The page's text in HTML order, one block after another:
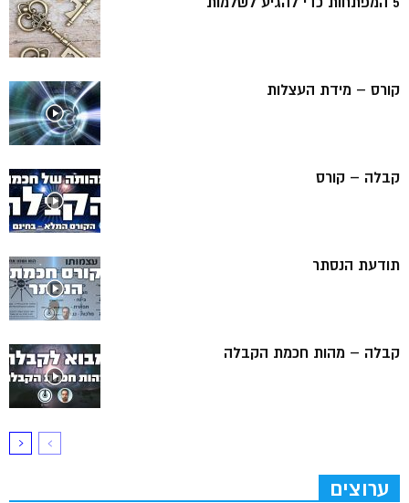
קורס – מידת העצלות
קבלה – קורס
תודעת הנסתר
קבלה – מהות חכמת הקבלה
ערוצים